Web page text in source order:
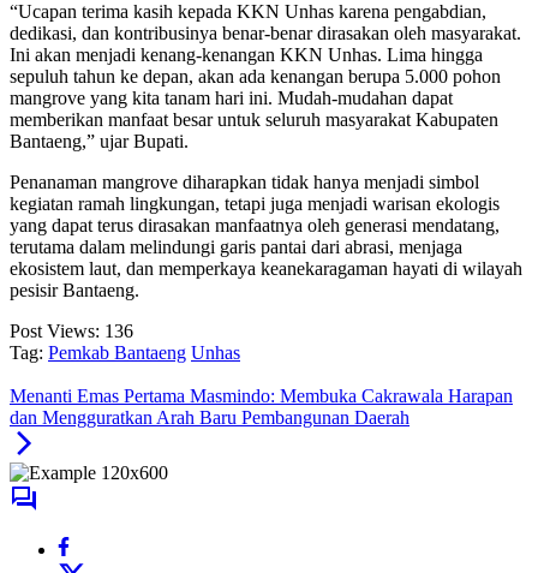
“Ucapan terima kasih kepada KKN Unhas karena pengabdian,
dedikasi, dan kontribusinya benar-benar dirasakan oleh masyarakat.
Ini akan menjadi kenang-kenangan KKN Unhas. Lima hingga
sepuluh tahun ke depan, akan ada kenangan berupa 5.000 pohon
mangrove yang kita tanam hari ini. Mudah-mudahan dapat
memberikan manfaat besar untuk seluruh masyarakat Kabupaten
Bantaeng,” ujar Bupati.
Penanaman mangrove diharapkan tidak hanya menjadi simbol
kegiatan ramah lingkungan, tetapi juga menjadi warisan ekologis
yang dapat terus dirasakan manfaatnya oleh generasi mendatang,
terutama dalam melindungi garis pantai dari abrasi, menjaga
ekosistem laut, dan memperkaya keanekaragaman hayati di wilayah
pesisir Bantaeng.
Post Views: 136
Tag: Pemkab Bantaeng Unhas
Menanti Emas Pertama Masmindo: Membuka Cakrawala Harapan
dan Mengguratkan Arah Baru Pembangunan Daerah